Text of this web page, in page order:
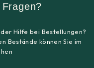
Hilfe bei Bestellungen?
Bestände können Sie im